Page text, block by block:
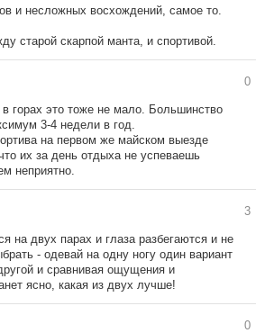
и несложных восхождений, самое то.
старой скарпой манта, и спортивой.
0
в горах это тоже не мало. Большинство
3-4 недели в год.
на первом же майском выезде
их за день отдыха не успеваешь
неприятно.
3
на двух парах и глаза разбегаются и не
- одевай на одну ногу один вариант
и сравнивая ощущения и
ясно, какая из двух лучше!
0